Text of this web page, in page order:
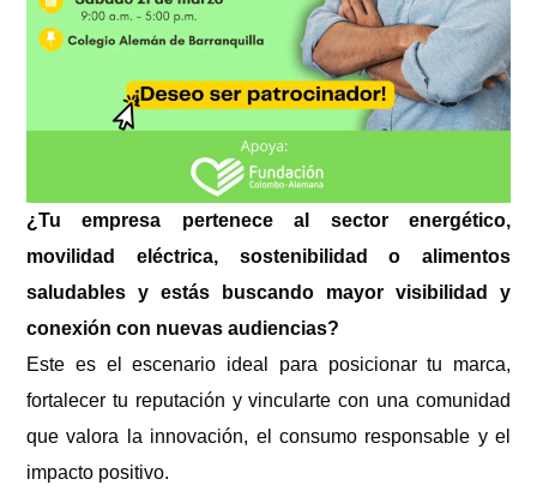
¿Tu empresa pertenece al sector energético,
movilidad eléctrica, sostenibilidad o alimentos
saludables y estás buscando mayor visibilidad y
conexión con nuevas audiencias?
Este es el escenario ideal para posicionar tu marca,
fortalecer tu reputación y vincularte con una comunidad
que valora la innovación, el consumo responsable y el
impacto positivo.